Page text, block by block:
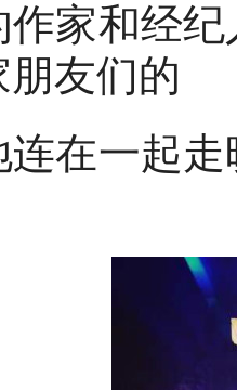
作家和经
朋友们的
在一起